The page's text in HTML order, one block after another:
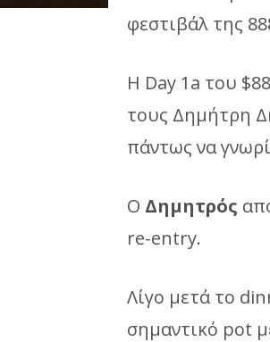
φεστιβάλ της
Η Day 1a του
τους Δημήτρη
πάντως να
Ο Δημητρός
re-entry.
Λίγο μετά το
σημαντικό pot